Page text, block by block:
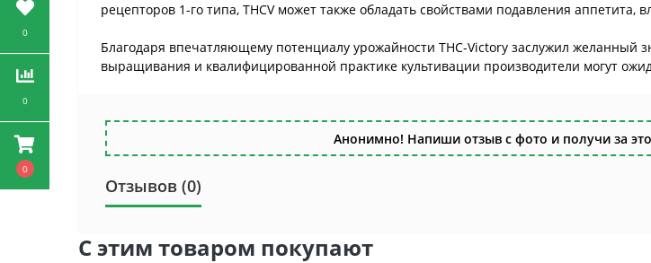
0
0
0
рецепторов 1-го типа, THCV может также обладать свойствами подавления
Благодаря впечатляющему потенциалу урожайности THC-Victory заслужил желанный
выращивания и квалифицированной практике культивации производители могут
Анонимно! Напиши отзыв с фото и получи за
Отзывов (0)
С этим товаром покупают